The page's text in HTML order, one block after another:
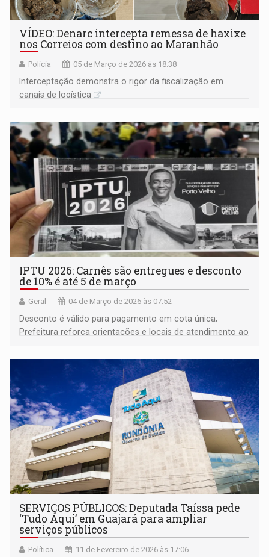
VÍDEO: Denarc intercepta remessa de haxixe
nos Correios com destino ao Maranhão
Polícia 05 de Março de 2026 às 18:38
Interceptação demonstra o rigor da fiscalização em
canais de logística
IPTU 2026: Carnês são entregues e desconto
de 10% é até 5 de março
Geral 04 de Março de 2026 às 07:52
Desconto é válido para pagamento em cota única;
Prefeitura reforça orientações e locais de atendimento ao
SERVIÇOS PÚBLICOS: Deputada Taíssa pede
‘Tudo Aqui’ em Guajará para ampliar
serviços públicos
Política 11 de Fevereiro de 2026 às 17:06